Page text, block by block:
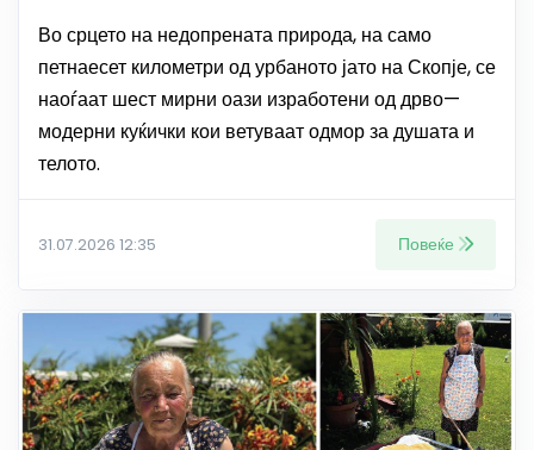
Во срцето на недопрената природа, на само
петнаесет километри од урбаното јато на Скопје, се
наоѓаат шест мирни оази изработени од дрво—
модерни куќички кои ветуваат одмор за душата и
телото.
31.07.2026 12:35 Повеќе